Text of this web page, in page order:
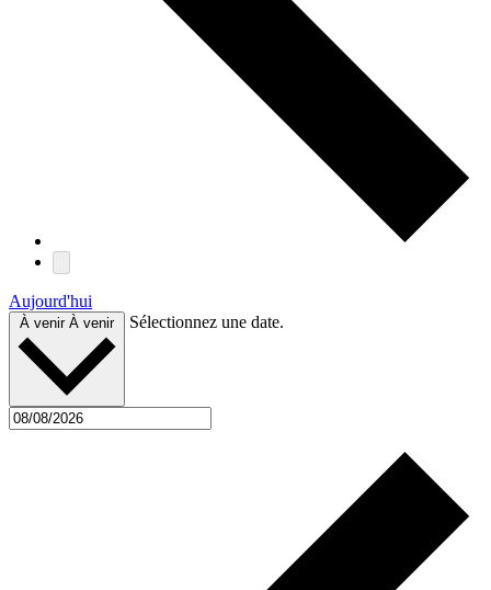
Aujourd'hui
À venir À venir Sélectionnez une date.